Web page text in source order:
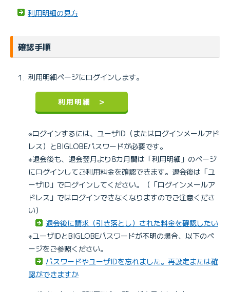
利用明細の見方
確認手順
利用明細ページにログインします。
利用明細 >
※ログインするには、ユーザID（またはログインメールアド
レス）とBIGLOBEパスワードが必要です。
※退会後も、退会翌月より8カ月間は「利用明細」のページ
にログインしてご利用料金を確認できます。退会後は「ユ
ーザID」でログインしてください。（「ログインメールア
ドレス」ではログインできなくなりますのでご注意くださ
い）
退会後に請求（引き落とし）された料金を確認したい
※ユーザIDとBIGLOBEパスワードが不明の場合、以下のペ
ージをご参照ください。
パスワードやユーザIDを忘れました。再設定または確
認ができますか